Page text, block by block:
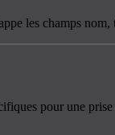
les champs
pour une